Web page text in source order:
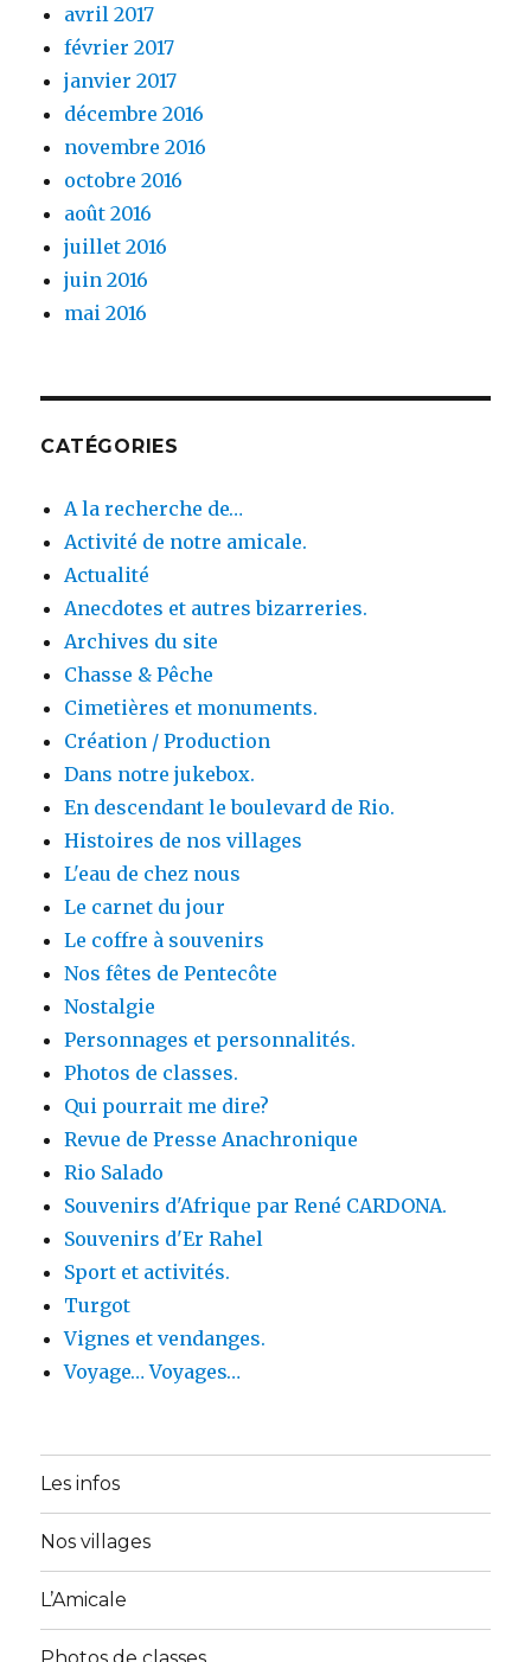
avril 2017
février 2017
janvier 2017
décembre 2016
novembre 2016
octobre 2016
août 2016
juillet 2016
juin 2016
mai 2016
CATÉGORIES
A la recherche de…
Activité de notre amicale.
Actualité
Anecdotes et autres bizarreries.
Archives du site
Chasse & Pêche
Cimetières et monuments.
Création / Production
Dans notre jukebox.
En descendant le boulevard de Rio.
Histoires de nos villages
L'eau de chez nous
Le carnet du jour
Le coffre à souvenirs
Nos fêtes de Pentecôte
Nostalgie
Personnages et personnalités.
Photos de classes.
Qui pourrait me dire?
Revue de Presse Anachronique
Rio Salado
Souvenirs d'Afrique par René CARDONA.
Souvenirs d'Er Rahel
Sport et activités.
Turgot
Vignes et vendanges.
Voyage… Voyages…
Les infos
Nos villages
L’Amicale